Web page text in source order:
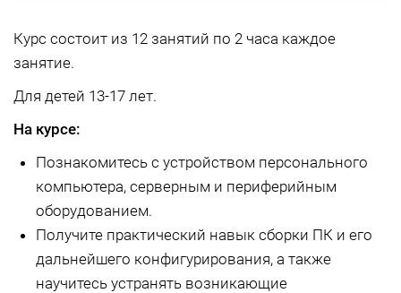
Курс состоит из 12 занятий по 2 часа каждое
занятие.
Для детей 13-17 лет.
На курсе:
Познакомитесь с устройством персонального
компьютера, серверным и периферийным
оборудованием.
Получите практический навык сборки ПК и его
дальнейшего конфигурирования, а также
научитесь устранять возникающие